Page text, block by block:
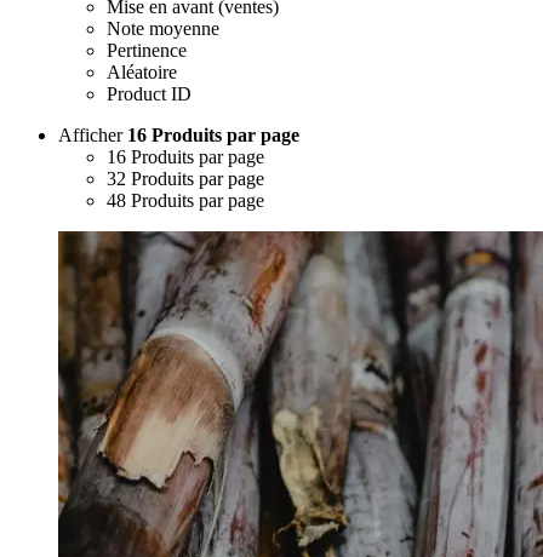
Mise en avant (ventes)
Note moyenne
Pertinence
Aléatoire
Product ID
Afficher 16 Produits par page
16 Produits par page
32 Produits par page
48 Produits par page